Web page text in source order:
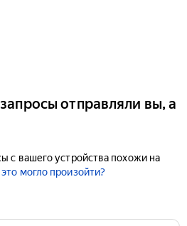
отправляли вы, а
с вашего устройства похожи на
могло произойти?